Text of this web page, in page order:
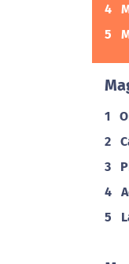
4
5
1
2
3
4
5